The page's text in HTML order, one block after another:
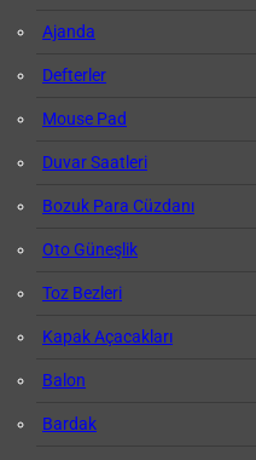
Ajanda
Defterler
Mouse Pad
Duvar Saatleri
Bozuk Para Cüzdanı
Oto Güneşlik
Toz Bezleri
Kapak Açacakları
Balon
Bardak